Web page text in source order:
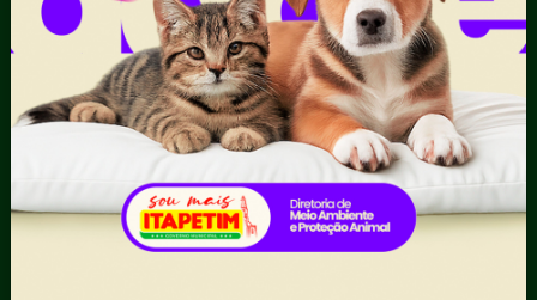
Contratos
Obras Públicas
Planejamento e
Prestação de Contas
Receitas
Recursos Humanos
Ouvidoria
Acompanhar uma
Portal Transporte
Escolar